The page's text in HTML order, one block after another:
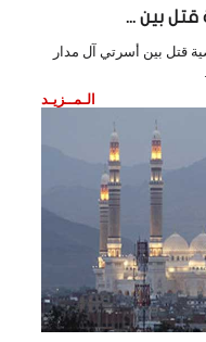
بين ...
قتل بين أسرتي آل مدار
الـمــزيـد